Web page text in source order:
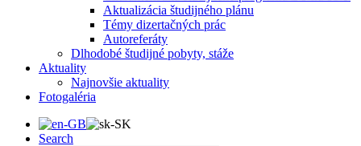
Aktualizácia študijného plánu
Témy dizertačných prác
Autoreferáty
Dlhodobé študijné pobyty, stáže
Aktuality
Najnovšie aktuality
Fotogaléria
Search